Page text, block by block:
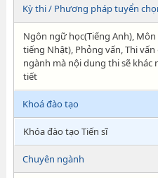
Kỳ thi / Phương pháp tuyển
Ngôn ngữ học(Tiếng Anh),
tiếng Nhật), Phỏng vấn, Thi
ngành mà nội dung thi sẽ khác
tiết
Khoá đào tạo
Khóa đào tạo Tiến sĩ
Chuyên ngành